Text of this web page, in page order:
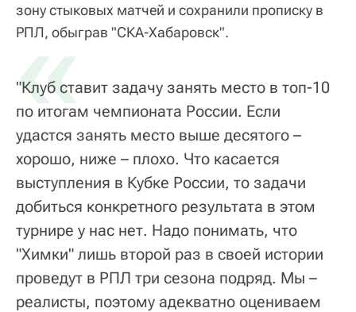
зону стыковых матчей и сохранили прописку в
РПЛ, обыграв "СКА-Хабаровск".
«
"Клуб ставит задачу занять место в топ-10
по итогам чемпионата России. Если
удастся занять место выше десятого –
хорошо, ниже – плохо. Что касается
выступления в Кубке России, то задачи
добиться конкретного результата в этом
турнире у нас нет. Надо понимать, что
"Химки" лишь второй раз в своей истории
проведут в РПЛ три сезона подряд. Мы –
реалисты, поэтому адекватно оцениваем